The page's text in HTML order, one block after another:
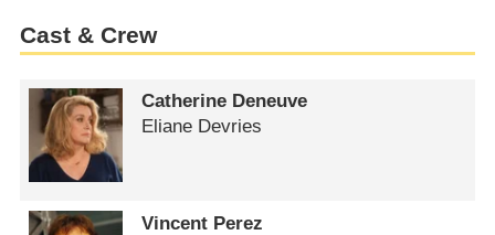
Cast & Crew
Catherine Deneuve
Eliane Devries
Vincent Perez